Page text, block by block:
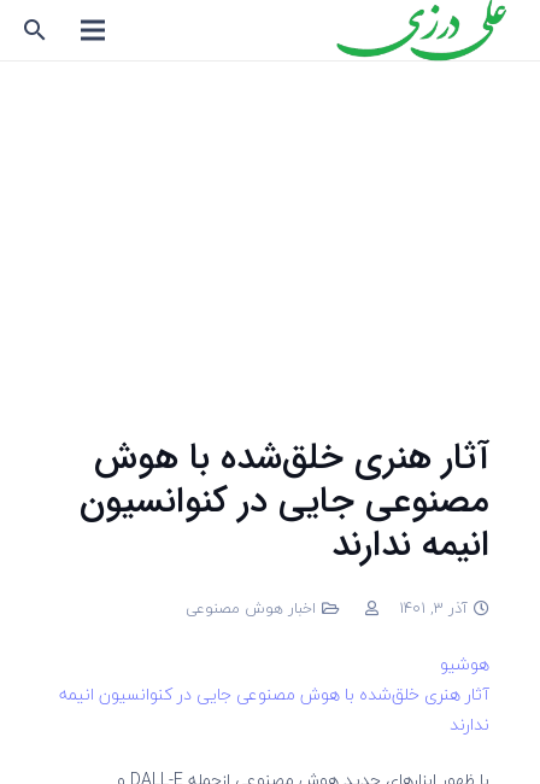
search
آثار هنری خلق‌شده با هوش
مصنوعی جایی در کنوانسیون
انیمه ندارند
آذر 3, 1401 اخبار هوش مصنوعی
هوشیو
آثار هنری خلق‌شده با هوش مصنوعی جایی در کنوانسیون انیمه
ندارند